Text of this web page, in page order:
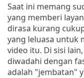
Saat ini memang
yang memberi
dirasa kurang
yang leluasa untuk
video itu. Di sisi
diwadahi dengan
adalah "jembatan"